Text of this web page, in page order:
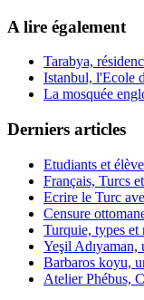
A lire également
Tarabya,
Istanbul, l'Ecole
La mosquée
Derniers articles
Etudiants et
Français, Turcs
Ecrire le Turc
Censure
Turquie, types et
Yeşil Adıyaman,
Barbaros koyu,
Atelier Phébus,